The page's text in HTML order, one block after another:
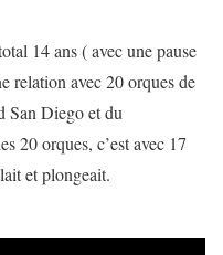
14 ans ( avec une pause
relation avec 20 orques de
San Diego et du
20 orques, c’est avec 17
et plongeait.